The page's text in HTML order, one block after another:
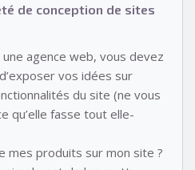
de conception de sites
une agence web, vous devez
vos idées sur
du site (ne vous
qu’elle fasse tout elle-
mes produits sur mon site ?